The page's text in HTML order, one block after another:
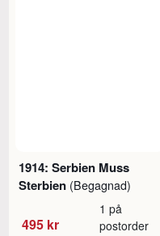
1914: Serbien Muss
Sterbien (Begagnad)
495 kr
1 på
postorder